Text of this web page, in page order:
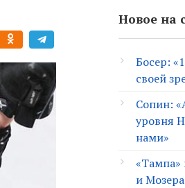
Новое на
Босер:
своей
Сопин:
уровня
нами»
«Тампа»
и